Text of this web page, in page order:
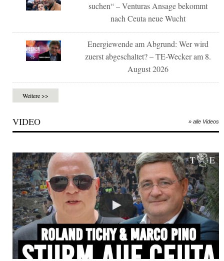
suchen“ – Venturas Ansage bekommt
nach Ceuta neue Wucht
Energiewende am Abgrund: Wer wird
zuerst abgeschaltet? – TE-Wecker am 8.
August 2026
Weitere >>
VIDEO » alle Videos